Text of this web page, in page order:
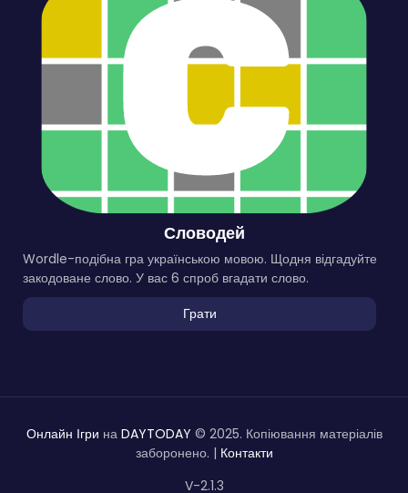
Словодей
Wordle-подібна гра українською мовою. Щодня відгадуйте
закодоване слово. У вас 6 спроб вгадати слово.
Грати
Онлайн Ігри на DAYTODAY © 2025. Копіювання матеріалів
заборонено. | Контакти
V-2.1.3